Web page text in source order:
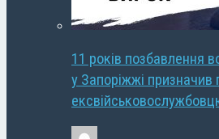
11 років позбавлення
у Запоріжжі призначив